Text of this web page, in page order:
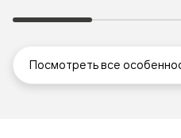
Посмотреть все